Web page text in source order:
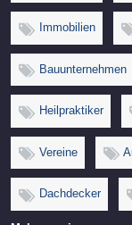
Immobilien
Bauunternehmen
Heilpraktiker
Vereine
Dachdecker